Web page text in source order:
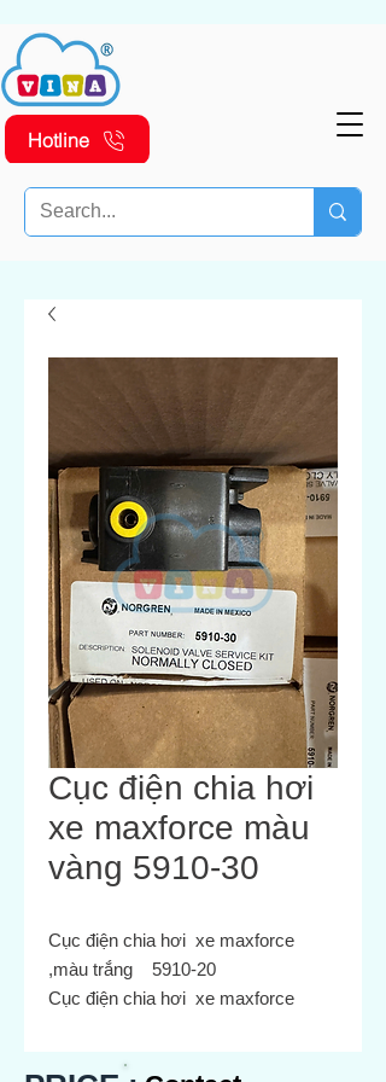
Hotline
Cục điện chia hơi
xe maxforce màu
vàng 5910-30
Cục điện chia hơi xe maxforce
,màu trắng 5910-20
Cục điện chia hơi xe maxforce